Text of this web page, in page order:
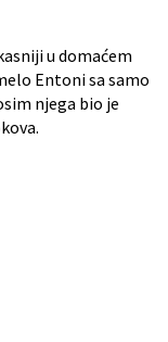
u domaćem
Entoni sa samo
njega bio je